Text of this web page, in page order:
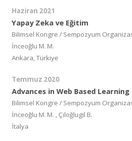
Haziran 2021
Yapay Zeka ve Eğitim
Bilimsel Kongre / Sempozyum
İnceoğlu M. M.
Ankara, Türkiye
Temmuz 2020
Advances in Web Based Learning
Bilimsel Kongre / Sempozyum
İnceoğlu M. M. , Çiloğlugil B.
İtalya